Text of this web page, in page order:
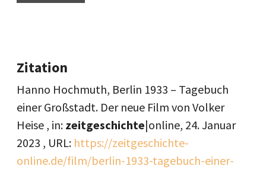
Zitation
Hanno Hochmuth, Berlin 1933 – Tagebuch
einer Großstadt. Der neue Film von Volker
Heise , in: zeitgeschichte|online, 24. Januar
2023 , URL: https://zeitgeschichte-
online.de/film/berlin-1933-tagebuch-einer-